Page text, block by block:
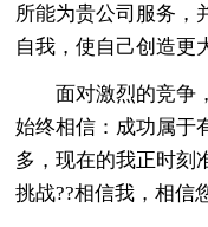
所能为贵公司服务，
自我，使自己创造更
面对激烈的竞争，
始终相信：成功属于
多，现在的我正时刻
挑战??相信我，相信